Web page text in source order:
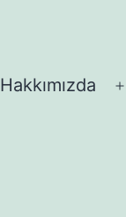
Hakkımızda